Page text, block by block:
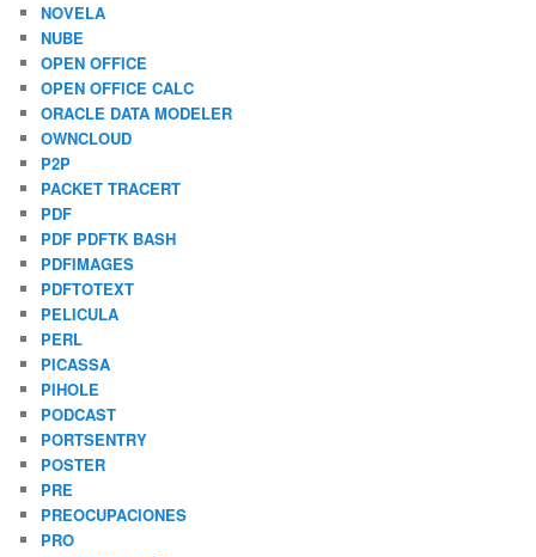
NOVELA
NUBE
OPEN OFFICE
OPEN OFFICE CALC
ORACLE DATA MODELER
OWNCLOUD
P2P
PACKET TRACERT
PDF
PDF PDFTK BASH
PDFIMAGES
PDFTOTEXT
PELICULA
PERL
PICASSA
PIHOLE
PODCAST
PORTSENTRY
POSTER
PRE
PREOCUPACIONES
PRO